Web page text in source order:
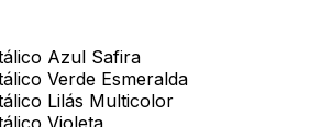
Azul Safira
Verde Esmeralda
Lilás Multicolor
Violeta